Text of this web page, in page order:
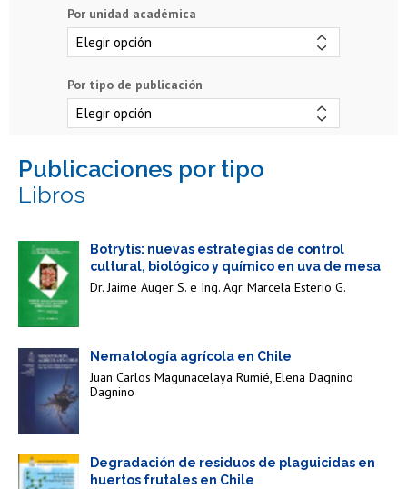
Por unidad académica
Por tipo de publicación
publicaciones por tipo
Libros
Botrytis: nuevas estrategias de control
cultural, biológico y químico en uva de mesa
Dr. Jaime Auger S. e Ing. Agr. Marcela Esterio G.
Nematología agrícola en Chile
Juan Carlos Magunacelaya Rumié, Elena Dagnino
Dagnino
Degradación de residuos de plaguicidas en
huertos frutales en Chile